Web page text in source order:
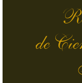
de